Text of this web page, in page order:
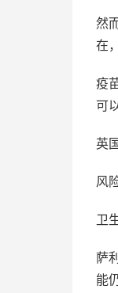
然
在
疫
可
英
风
卫
萨
能